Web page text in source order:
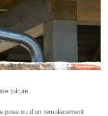
toiture.
pose ou d’un remplacement